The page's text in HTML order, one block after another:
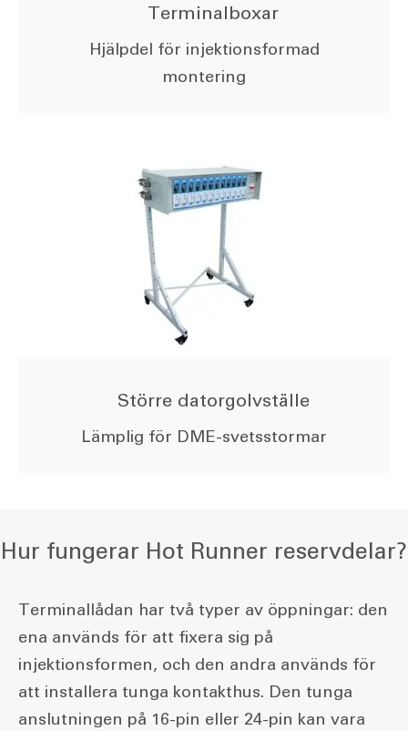
Terminalboxar
Hjälpdel för injektionsformad
montering
Större datorgolvställe
Lämplig för DME-svetsstormar
Hur fungerar Hot Runner reservdelar?
Terminallådan har två typer av öppningar: den
ena används för att fixera sig på
injektionsformen, och den andra används för
att installera tunga kontakthus. Den tunga
anslutningen på 16-pin eller 24-pin kan vara